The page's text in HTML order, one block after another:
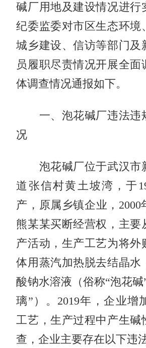
碱厂用地及建设情况进行
纪委监委对市区生态环境
城乡建设、信访等部门及
员履职尽责情况开展全面
体调查情况通报如下。
一、泡花碱厂违法违
况
泡花碱厂位于武汉市
道张信村黄土坡湾，于
产，原属乡镇企业，2000
熊某某买断经营权，主要
产活动，生产工艺为将外
体用蒸汽加热脱去结晶水
酸钠水溶液（俗称“泡花碱
璃”）。2019年，企业增
工艺，生产过程中产生碱
查，企业主要存在以下违